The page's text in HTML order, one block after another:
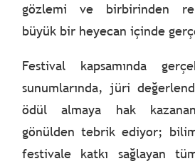
gözlemi ve birbirinden
büyük bir heyecan içinde
Festival kapsamında
sunumlarında, jüri
ödül almaya hak
gönülden tebrik ediyor;
festivale katkı sağlayan